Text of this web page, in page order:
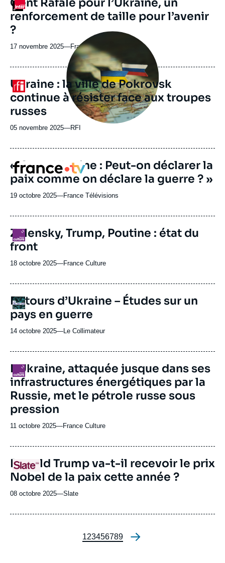
ou
émission
Logo
Cent Rafale pour l’Ukraine, un
renforcement de taille pour l’avenir
?
17 novembre 2025—Nom
du
journal,
revue
ou
émission
France inter
Logo
principale
médiatique
Ukraine : la ville de Pokrovsk
continue à résister face aux troupes
russes
05 novembre 2025—Nom
journal,
ou
émission
RFI
Logo
« Gaza, Ukraine : Peut-on déclarer la
paix comme on déclare la guerre ? »
19 octobre 2025—Nom
journal,
ou
France Télévisions
Logo
Zelensky, Trump, Poutine : état du
front
18 octobre 2025—Nom
journal,
ou
émission
France Culture
Logo
URL
de
Spotify
Retours d’Ukraine – Études sur un
pays en guerre
14 octobre 2025—Nom
journal,
ou
émission
Le Collimateur
Logo
L'Ukraine, attaquée jusque dans ses
infrastructures énergétiques par la
Russie, met le pétrole russe sous
pression
11 octobre 2025—Nom
journal,
ou
émission
France Culture
Logo
URL
de
Spotify
Donald Trump va-t-il recevoir le prix
Nobel de la paix cette année ?
08 octobre 2025—Nom
journal,
émission
Slate
Pagination
Page
1Page
2Page
3Page
4Page
5Page
6Page
7Page
8Page
9